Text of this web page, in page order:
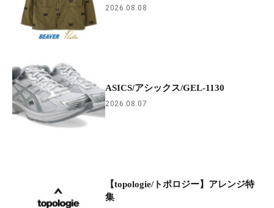
2026.08.08
ASICS/アシックス/GEL-1130
2026.08.07
【topologie/トポロジー】アレンジ特
集